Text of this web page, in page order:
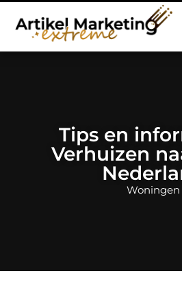
Tips en
Verhuizen
Woningen